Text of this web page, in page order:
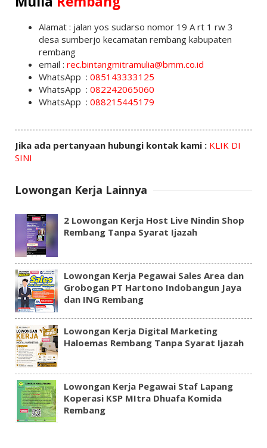
Alamat : jalan yos sudarso nomor 19 A rt 1 rw 3
desa sumberjo kecamatan rembang kabupaten
rembang
email : rec.bintangmitramulia@bmm.co.id
WhatsApp : 085143333125
WhatsApp : 082242065060
WhatsApp : 088215445179
Jika ada pertanyaan hubungi kontak kami : KLIK DI
SINI
Lowongan Kerja Lainnya
2 Lowongan Kerja Host Live Nindin Shop
Rembang Tanpa Syarat Ijazah
Lowongan Kerja Pegawai Sales Area dan
Grobogan PT Hartono Indobangun Jaya
dan ING Rembang
Lowongan Kerja Digital Marketing
Haloemas Rembang Tanpa Syarat Ijazah
Lowongan Kerja Pegawai Staf Lapang
Koperasi KSP MItra Dhuafa Komida
Rembang